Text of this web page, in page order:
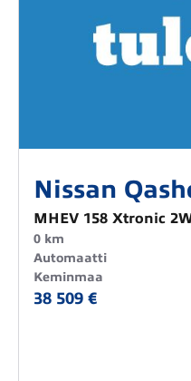
Nissan
MHEV 158 Xtronic
0 km
Automaatti
Keminmaa
38 509 €